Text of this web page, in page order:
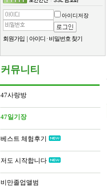
아이디저장
회원가입 아이디 · 비밀번호 찾기
커뮤니티
47사랑방
47일기장
베스트 체험후기
저도 시작합니다
비만졸업앨범